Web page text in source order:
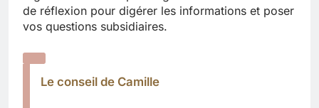
de réflexion pour digérer les informations et poser
vos questions subsidiaires.
Le conseil de Camille